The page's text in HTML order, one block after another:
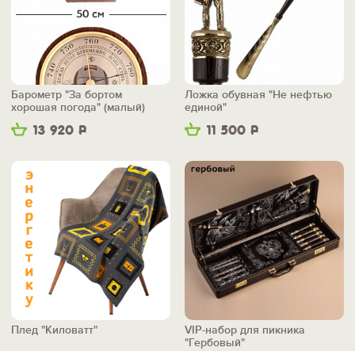
13 920 Р
Барометр "За бортом
хорошая погода" (малый)
11 500 Р
Ложка обувная "Не нефтью
единой"
Плед "Киловатт"
VIP-набор для пикника
"Гербовый"